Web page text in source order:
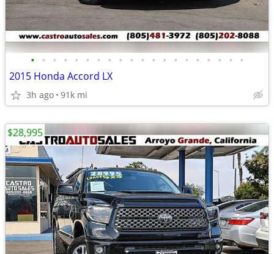
• • • • • • • • • • • • • • • • • • • •
2015 Honda Accord LX
3h ago 91k mi
$28,995